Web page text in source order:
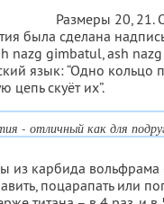
Размеры 20, 21.
была сделана
nazg gimbatul, ash
язык: “Одно кольцо
цепь скуёт их”.
- отличный как для
из карбида вольфрама
поцарапать или